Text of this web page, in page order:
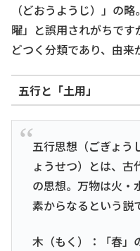
（どおうようじ）」の
曜」と誤用されがちで
どつく分類であり、由来
五行と「土用」
五行思想（ごぎょう
ょうせつ）とは、古
の思想。万物は火・
素からなるという説
木（もく）：「春」